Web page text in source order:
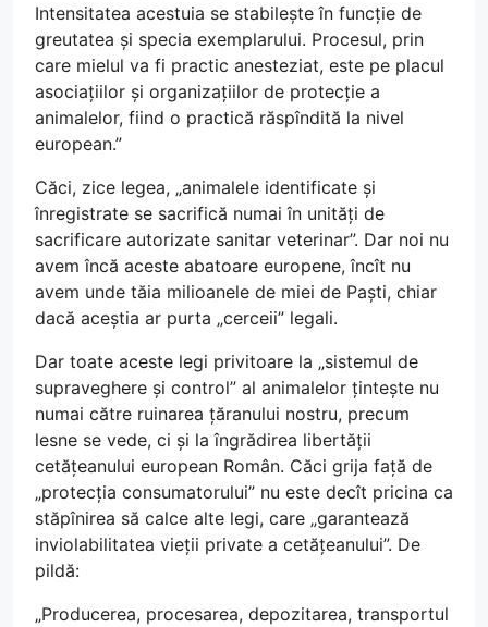
Intensitatea acestuia se stabilește în funcție de
greutatea și specia exemplarului. Procesul, prin
care mielul va fi practic anesteziat, este pe placul
asociațiilor și organizațiilor de protecție a
animalelor, fiind o practică răspîndită la nivel
european.”
Căci, zice legea, „animalele identificate și
înregistrate se sacrifică numai în unități de
sacrificare autorizate sanitar veterinar”. Dar noi nu
avem încă aceste abatoare europene, încît nu
avem unde tăia milioanele de miei de Paști, chiar
dacă aceștia ar purta „cerceii” legali.
Dar toate aceste legi privitoare la „sistemul de
supraveghere și control” al animalelor țintește nu
numai către ruinarea țăranului nostru, precum
lesne se vede, ci și la îngrădirea libertății
cetățeanului european Român. Căci grija față de
„protecția consumatorului” nu este decît pricina ca
stăpînirea să calce alte legi, care „garantează
inviolabilitatea vieții private a cetățeanului”. De
pildă:
„Producerea, procesarea, depozitarea, transportul